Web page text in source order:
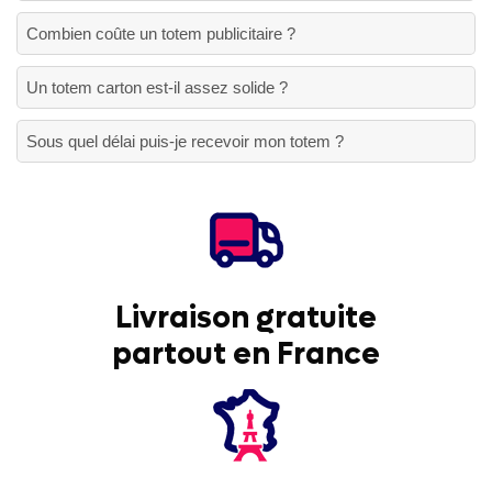
Combien coûte un totem publicitaire ?
Un totem carton est-il assez solide ?
Sous quel délai puis-je recevoir mon totem ?
Livraison gratuite
partout en France